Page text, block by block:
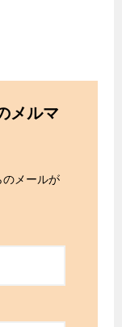
メルマ
メールが